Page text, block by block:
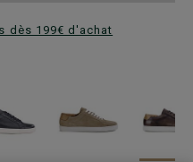
dès 199€ d'achat